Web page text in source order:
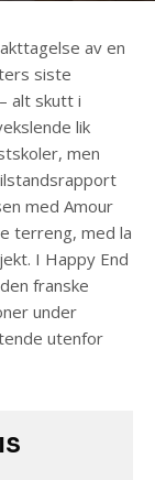
av en
siste
alt skutt i
lik
men
med Amour
terreng, med la
I Happy End
franske
under
utenfor